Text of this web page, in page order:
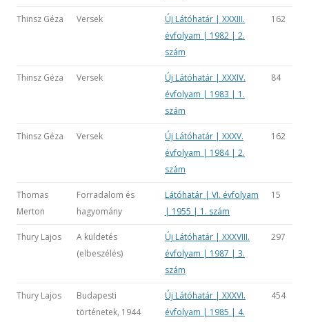
Thinsz Géza Versek
Új Látóhatár | XXXIII.
évfolyam | 1982 | 2.
szám
162
Thinsz Géza Versek
Új Látóhatár | XXXIV.
évfolyam | 1983 | 1.
szám
84
Thinsz Géza Versek
Új Látóhatár | XXXV.
évfolyam | 1984 | 2.
szám
162
Thomas
Merton
Forradalom és
hagyomány
Látóhatár | VI. évfolyam
| 1955 | 1. szám
15
Thury Lajos
A küldetés
(elbeszélés)
Új Látóhatár | XXXVIII.
évfolyam | 1987 | 3.
szám
297
Thury Lajos
Budapesti
történetek, 1944
Új Látóhatár | XXXVI.
évfolyam | 1985 | 4.
454